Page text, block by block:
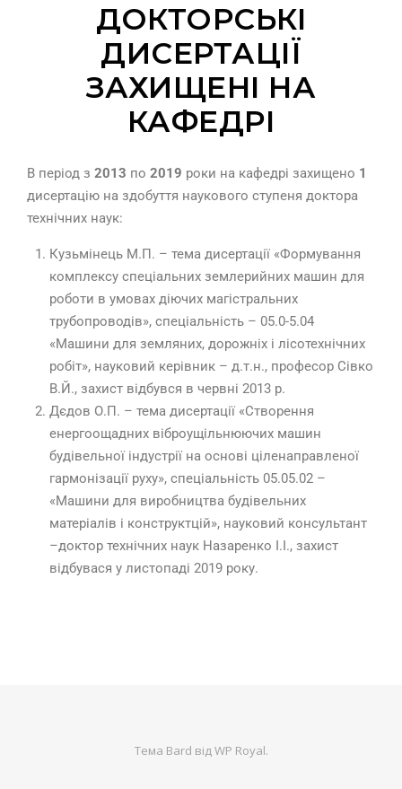
ДОКТОРСЬКІ
ДИСЕРТАЦІЇ
ЗАХИЩЕНІ НА
КАФЕДРІ
В період з 2013 по 2019 роки на кафедрі захищено 1
дисертацію на здобуття наукового ступеня доктора
технічних наук:
Кузьмінець М.П. – тема дисертації «Формування
комплексу спеціальних землерийних машин для
роботи в умовах діючих магістральних
трубопроводів», спеціальність – 05.0-5.04
«Машини для земляних, дорожніх і лісотехнічних
робіт», науковий керівник – д.т.н., професор Сівко
В.Й., захист відбувся в червні 2013 р.
Дєдов О.П. – тема дисертації «Створення
енергоощадних віброущільнюючих машин
будівельної індустрії на основі ціленаправленої
гармонізації руху», спеціальність 05.05.02 –
«Машини для виробництва будівельних
матеріалів і конструктцій», науковий консультант
–доктор технічних наук Назаренко І.І., захист
відбувася у листопаді 2019 року.
Тема Bard відWP Royal.